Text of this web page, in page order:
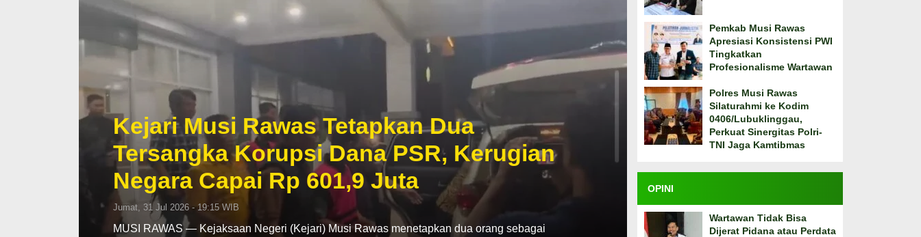
Kejari Musi Rawas Tetapkan Dua
Tersangka Korupsi Dana PSR, Kerugian
Negara Capai Rp 601,9 Juta
Jumat, 31 Jul 2026 - 19:15 WIB
MUSI RAWAS — Kejaksaan Negeri (Kejari) Musi Rawas menetapkan dua orang sebagai
Pemkab Musi Rawas
Apresiasi Konsistensi PWI
Tingkatkan
Profesionalisme Wartawan
Polres Musi Rawas
Silaturahmi ke Kodim
0406/Lubuklinggau,
Perkuat Sinergitas Polri-
TNI Jaga Kamtibmas
OPINI
Wartawan Tidak Bisa
Dijerat Pidana atau Perdata